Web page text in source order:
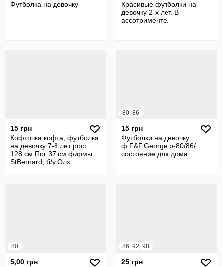
Футболка на девочку
Красивые футболки на
девочку 2-х лет. В
ассотрименте.
15 грн
Кофточка,кофта, футболка
на девочку 7-8 лет рост
128 см Пог 37 см фирмы
StBernard, б/у Олх
80, 86
15 грн
Футболки на девочку
ф.F&F.George р-80/86/
состояние для дома.
80
5,00 грн
86, 92, 98
25 грн